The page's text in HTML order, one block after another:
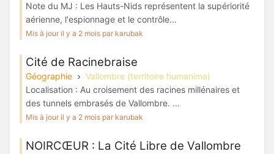
Note du MJ : Les Hauts-Nids représentent la supériorité
aérienne, l'espionnage et le contrôle...
Mis à jour il y a 2 mois par karubak
Cité de Racinebraise
Géographie
Vallombre (territoire humanima)
Localisation : Au croisement des racines millénaires et
des tunnels embrasés de Vallombre. ...
Mis à jour il y a 2 mois par karubak
NOIRCŒUR : La Cité Libre de Vallombre